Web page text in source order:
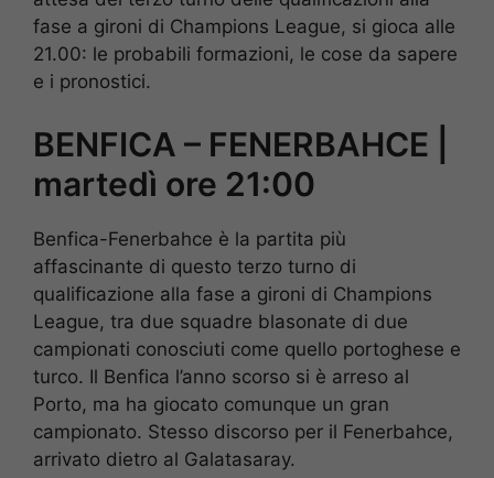
fase a gironi di Champions League, si gioca alle
21.00: le probabili formazioni, le cose da sapere
e i pronostici.
BENFICA – FENERBAHCE |
martedì ore 21:00
Benfica-Fenerbahce è la partita più
affascinante di questo terzo turno di
qualificazione alla fase a gironi di Champions
League, tra due squadre blasonate di due
campionati conosciuti come quello portoghese e
turco. Il Benfica l’anno scorso si è arreso al
Porto, ma ha giocato comunque un gran
campionato. Stesso discorso per il Fenerbahce,
arrivato dietro al Galatasaray.